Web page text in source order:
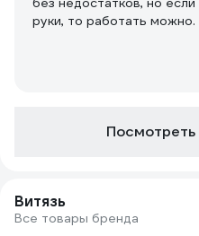
руки, то работать можно.
Витязь
Все товары бренда